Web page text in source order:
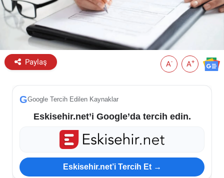
Paylaş A- A+
GGoogle Tercih Edilen Kaynaklar
Eskisehir.net’i Google’da tercih edin.
Eskisehir.net’i Tercih Et →
Eskişehir Hava Durumu
Eskişehir Tramvay Saatleri
Eskişehir Otobüs Saatleri